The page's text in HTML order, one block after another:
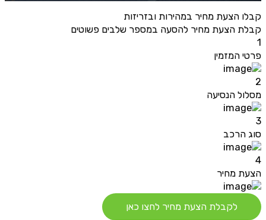
קבלו הצעת מחיר במהירות ובזריזות
קבלת הצעת מחיר להסעה במספר שלבים פשוטים
1
פרטי המזמין
2
מסלול הנסיעה
3
סוג הרכב
4
הצעת מחיר
לקבלת הצעת מחיר לחצו כאן